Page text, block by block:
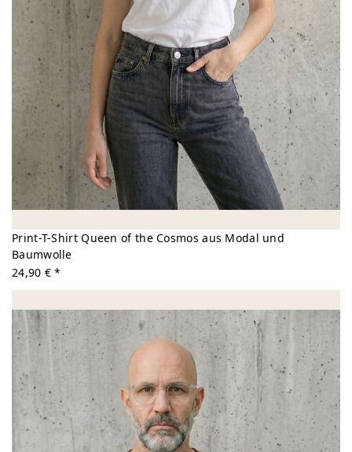
Print-T-Shirt Queen of the Cosmos aus Modal und
Baumwolle
24,90 € *